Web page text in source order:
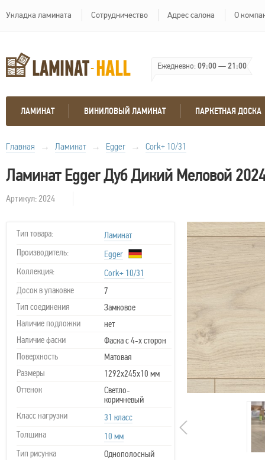
Укладка ламината Сотрудничество Адрес салона О
Ежедневно:09:00—21:00
ЛАМИНАТ ВИНИЛОВЫЙ ЛАМИНАТ ПАРКЕТНАЯ ДОСКА
Главная → Ламинат → Egger → Cork+ 10/31
Ламинат Egger Дуб Дикий Меловой
Артикул: 2024
Тип товара:
Ламинат
Производитель:
Egger
Коллекция:
Cork+ 10/31
Досок в упаковке
7
Тип соединения
Замковое
Наличие подложки
нет
Наличие фаски
Фаска с 4-х сторон
Поверхность
Матовая
Размеры
1292х245x10 мм
Оттенок
Светло-
коричневый
Класс нагрузки
31 класс
Толщина
10 мм
Тип рисунка
Однополосный